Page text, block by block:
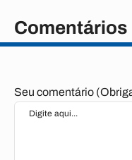
Comentários
Seu comentário